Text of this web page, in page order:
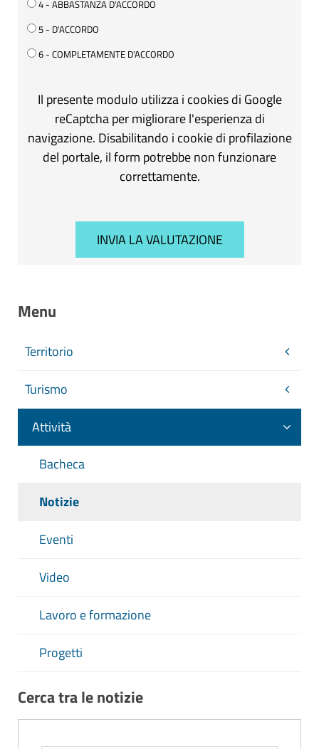
4 - ABBASTANZA D'ACCORDO
5 - D'ACCORDO
6 - COMPLETAMENTE D'ACCORDO
Il presente modulo utilizza i cookies di Google
reCaptcha per migliorare l'esperienza di
navigazione. Disabilitando i cookie di profilazione
del portale, il form potrebbe non funzionare
correttamente.
Menu
Territorio
Turismo
Attività
Bacheca
Notizie
Eventi
Video
Lavoro e formazione
Progetti
Cerca tra le notizie